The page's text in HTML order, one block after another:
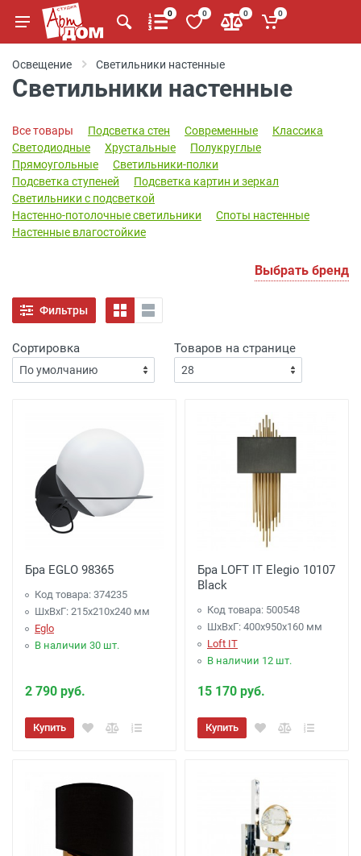
0 0 0 0
Освещение Светильники настенные
Cветильники настенные
Все товары Подсветка стен Современные
Классика
Светодиодные
Хрустальные
Полукруглые
Прямоугольные
Светильники-полки
Подсветка ступеней
Подсветка картин и зеркал
Светильники с подсветкой
Настенно-потолочные светильники
Споты настенные
Настенные влагостойкие
Выбрать бренд
Фильтры
Сортировка Товаров на странице
Бра EGLO 98365
Код товара: 374235
ШхВхГ: 215x210x240 мм
Eglo
В наличии 30 шт.
2 790 руб.
Купить
Бра LOFT IT Elegio 10107
Black
Код товара: 500548
ШхВхГ: 400x950x160 мм
Loft IT
В наличии 12 шт.
15 170 руб.
Купить